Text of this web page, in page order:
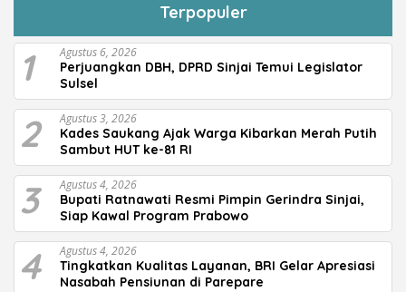
Terpopuler
1 Agustus 6, 2026
Perjuangkan DBH, DPRD Sinjai Temui Legislator
Sulsel
2 Agustus 3, 2026
Kades Saukang Ajak Warga Kibarkan Merah Putih
Sambut HUT ke-81 RI
3 Agustus 4, 2026
Bupati Ratnawati Resmi Pimpin Gerindra Sinjai,
Siap Kawal Program Prabowo
4 Agustus 4, 2026
Tingkatkan Kualitas Layanan, BRI Gelar Apresiasi
Nasabah Pensiunan di Parepare